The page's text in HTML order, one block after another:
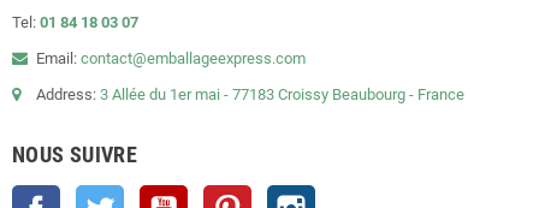
Tel: 01 84 18 03 07
Email: contact@emballageexpress.com
Address: 3 Allée du 1er mai - 77183 Croissy Beaubourg - France
NOUS SUIVRE
Facebook Twitter YouTube Pinterest